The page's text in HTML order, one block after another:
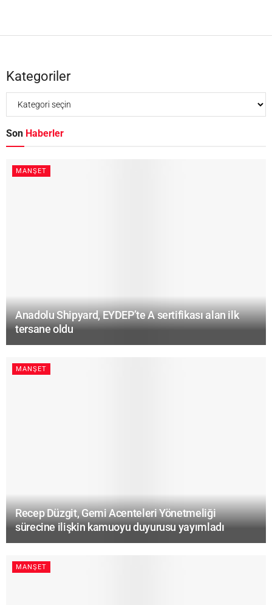
Kategoriler
Son Haberler
MANŞET
Anadolu Shipyard, EYDEP’te A sertifikası alan ilk
tersane oldu
MANŞET
Recep Düzgit, Gemi Acenteleri Yönetmeliği
sürecine ilişkin kamuoyu duyurusu yayımladı
MANŞET